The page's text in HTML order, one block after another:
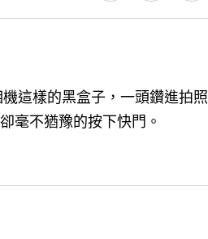
這樣的黑盒子，一頭鑽進拍照
毫不猶豫的按下快門。